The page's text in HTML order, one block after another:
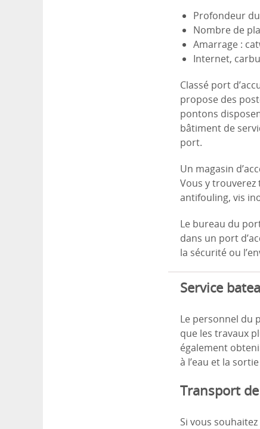
Profondeur
Nombre de
Amarrage :
Internet,
Classé port
propose des
pontons
bâtiment de
port.
Un magasin
Vous y trouverez
antifouling, vis
Le bureau du
dans un port
la sécurité ou
Service
Le personnel du
que les travaux
également
à l’eau et la
Transport
Si vous